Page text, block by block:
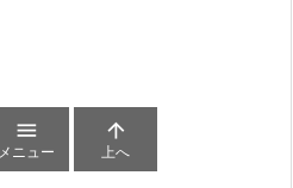

メニュー

上へ